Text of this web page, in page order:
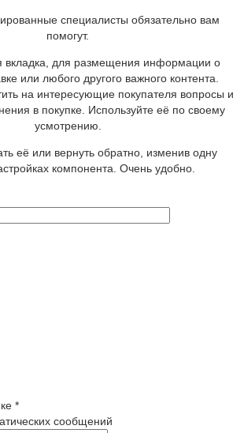
специалисты обязательно вам
помогут.
вкладка, для размещения информации о
или любого другого важного контента.
на интересующие покупателя вопросы и
в покупке. Используйте её по своему
усмотрению.
её или вернуть обратно, изменив одну
компонента. Очень удобно.
*